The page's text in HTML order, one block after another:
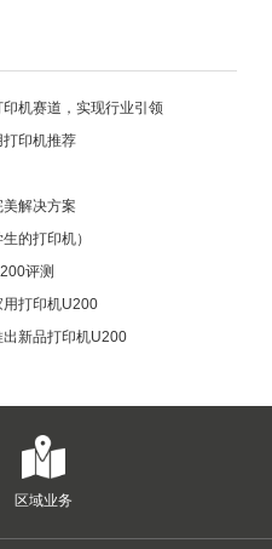
机赛道，实现行业引领
印机推荐
解决方案
的打印机）
评测
用打印机U200
新品打印机U200
区域业务